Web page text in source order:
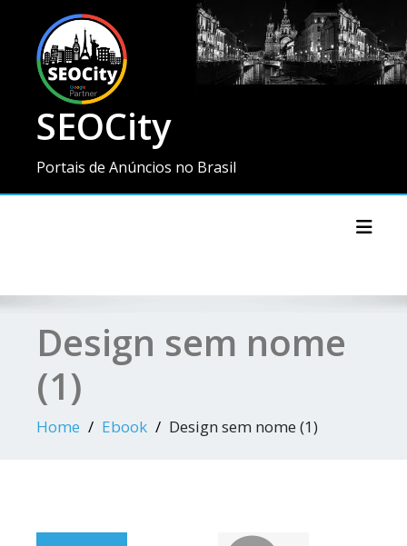
SEOCity
Portais de Anúncios no Brasil
Design sem nome
(1)
Home Ebook Design sem nome (1)